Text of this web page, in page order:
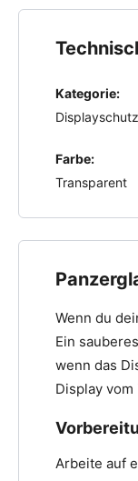
Kategorie:
Displayschutz
Farbe:
Transparent
Wenn du
Ein
wenn das
Display
Arbeite auf